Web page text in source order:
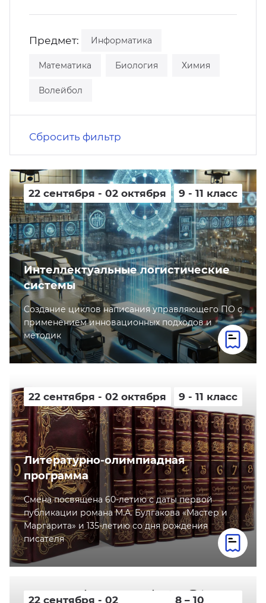
программы
Предмет: Информатика
Математика Биология Химия
Волейбол
Сбросить фильтр
22 сентября - 02 октября 9 - 11 класс
Интеллектуальные логистические
системы
Создание циклов написания управляющего ПО с
применением инновационных подходов и
методик
22 сентября - 02 октября 9 - 11 класс
Литературно-олимпиадная
программа
Смена посвящена 60-летию с даты первой
публикации романа М.А. Булгакова «Мастер и
Маргарита» и 135-летию со дня рождения
писателя
22 сентября - 02
8 – 10